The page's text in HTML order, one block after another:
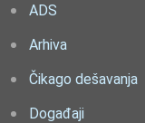
ADS
Arhiva
Čikago dešavanja
Događaji